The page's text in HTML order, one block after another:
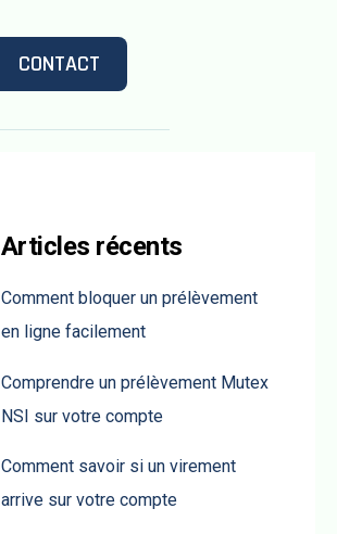
CONTACT
Articles récents
Comment bloquer un prélèvement
en ligne facilement
Comprendre un prélèvement Mutex
NSI sur votre compte
Comment savoir si un virement
arrive sur votre compte